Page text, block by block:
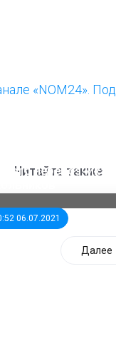
«NOM24».
Читайте также
06.07.2021
перевозчика
Далее